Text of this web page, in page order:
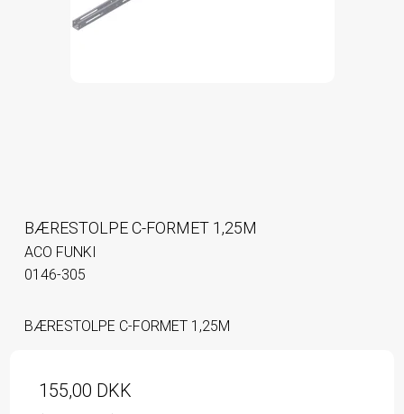
BÆRESTOLPE C-FORMET 1,25M
ACO FUNKI
0146-305
BÆRESTOLPE C-FORMET 1,25M
155,00 DKK